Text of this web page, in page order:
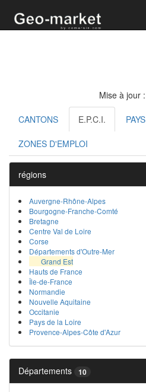
Mise à jour :
CANTONS E.P.C.I. PAYS
ZONES D'EMPLOI
régions
Auvergne-Rhône-Alpes
Bourgogne-Franche-Comté
Bretagne
Centre Val de Loire
Corse
Départements d'Outre-Mer
Grand Est
Hauts de France
Île-de-France
Normandie
Nouvelle Aquitaine
Occitanie
Pays de la Loire
Provence-Alpes-Côte d'Azur
Départements 10